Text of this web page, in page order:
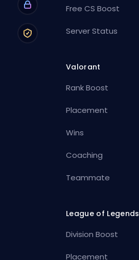
Free CS Boost
Server Status
Valorant
Rank Boost
Placement
Wins
Coaching
Teammate
League of Legends
Division Boost
Placement